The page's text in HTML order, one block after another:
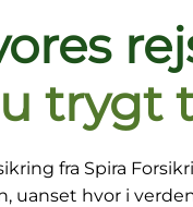
trygt
fra Spira
uanset hvor i